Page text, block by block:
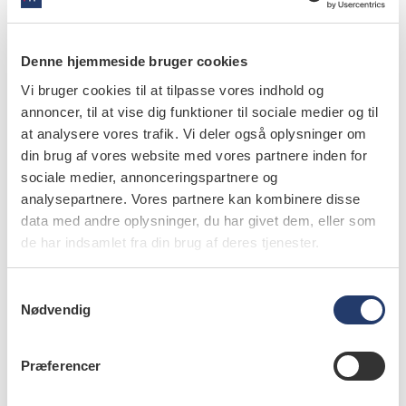
Denne hjemmeside bruger cookies
Vi bruger cookies til at tilpasse vores indhold og
annoncer, til at vise dig funktioner til sociale medier og til
at analysere vores trafik. Vi deler også oplysninger om
din brug af vores website med vores partnere inden for
sociale medier, annonceringspartnere og
analysepartnere. Vores partnere kan kombinere disse
data med andre oplysninger, du har givet dem, eller som
de har indsamlet fra din brug af deres tjenester.
Nødvendig
Præferencer
for en afgørelse. De sagkyndige er de suveræne eksperter
og har den kliniske tilknytning – det har jeg stor respekt
krav til synlighed og kræver et solidt fagligt netværk.
Men jeg trives godt med at bevæge mig i det
sundhedsjuridiske krydsfelt.
Hvem vil du give stafetten videre til og hvorfor?
- Marie-Louise Milvang Nørregaard har mange bolde i
luften gennem sine ansættelser ved Institut for
Odontologi og Oral Sundhed på Aarhus Universitet, den
Højt Specialiserede Behandlingsenhed, børne- og
ungetandplejen i Aarhus og Grønland i perioder.
Mia Portz Johannsen spørger: